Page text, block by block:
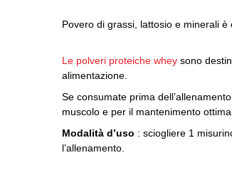
Povero di grassi, lattosio e minerali
Le polveri proteiche whey sono
alimentazione.
Se consumate prima
muscolo e per il mantenimento
Modalità d’uso : sciogliere 1
l’allenamento.